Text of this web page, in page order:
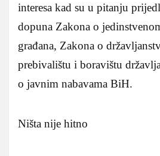
interesa kad su u pitanju
dopuna Zakona o
građana, Zakona o
prebivalištu i boravištu
o javnim nabavama BiH.
Ništa nije hitno